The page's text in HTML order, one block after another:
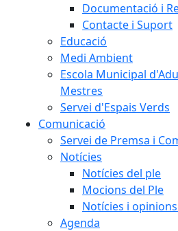
Documentació i
Contacte i Suport
Educació
Medi Ambient
Escola Municipal
Mestres
Servei d'Espais Verds
Comunicació
Servei de Premsa i
Notícies
Notícies del ple
Mocions del Ple
Notícies i
Agenda